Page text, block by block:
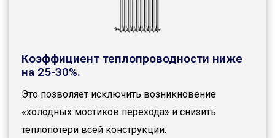
Коэффициент теплопроводности ниже
на 25-30%.
Это позволяет исключить возникновение
«холодных мостиков перехода» и снизить
теплопотери всей конструкции.